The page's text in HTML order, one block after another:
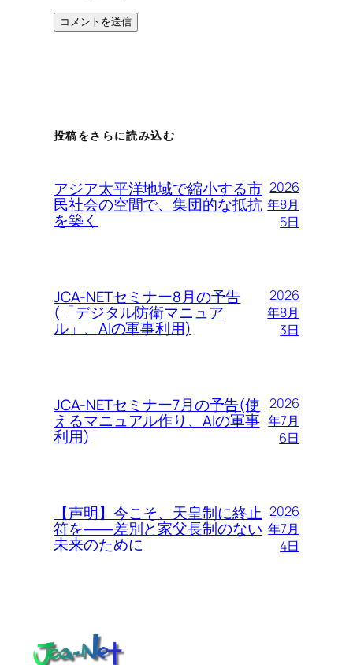
投稿をさらに読み込む
アジア太平洋地域で縮小する市
民社会の空間で、集団的な抵抗
を築く
2026
年8月
5日
JCA-NETセミナー8月の予告
(「デジタル防衛マニュア
ル」、AIの軍事利用)
2026
年8月
3日
JCA-NETセミナー7月の予告(使
えるマニュアル作り、AIの軍事
利用)
2026
年7月
6日
【声明】今こそ、天皇制に終止
符を――差別と家父長制のない
未来のために
2026
年7月
4日